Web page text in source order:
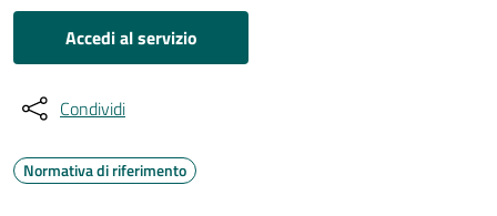
Accedi al servizio
Condividi
Normativa di riferimento